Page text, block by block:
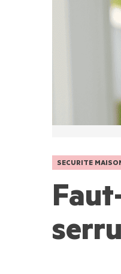
SECURITE